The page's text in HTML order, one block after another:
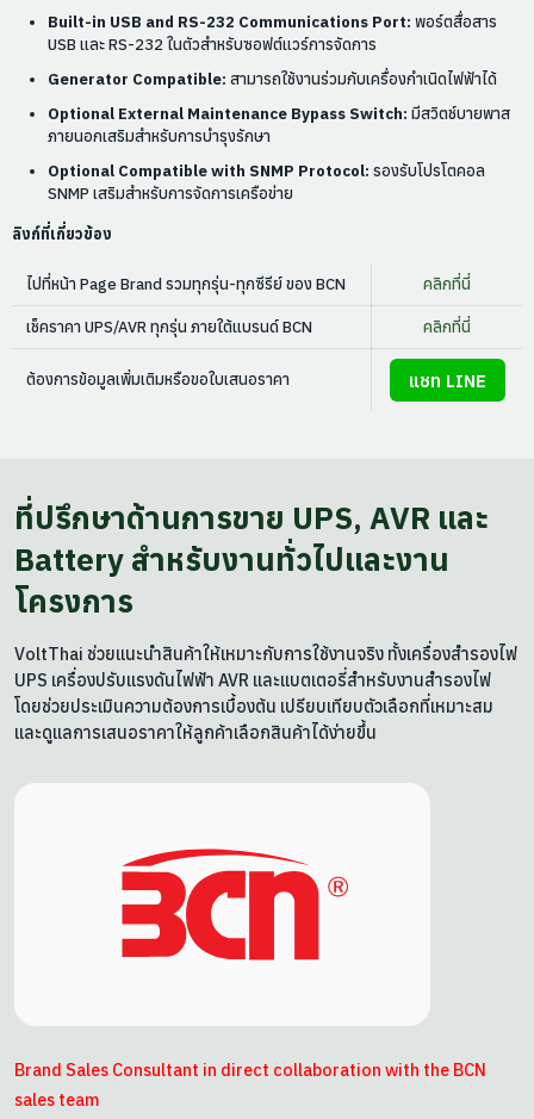
Built-in USB and RS-232 Communications Port: พอร์ตสื่อสาร
USB และ RS-232 ในตัวสำหรับซอฟต์แวร์การจัดการ
Generator Compatible: สามารถใช้งานร่วมกับเครื่องกำเนิดไฟฟ้าได้
Optional External Maintenance Bypass Switch: มีสวิตช์บายพาส
ภายนอกเสริมสำหรับการบำรุงรักษา
Optional Compatible with SNMP Protocol: รองรับโปรโตคอล
SNMP เสริมสำหรับการจัดการเครือข่าย
ลิงก์ที่เกี่ยวข้อง
ไปที่หน้า Page Brand รวมทุกรุ่น-ทุกซีรีย์ ของ BCN คลิกที่นี่
เช็คราคา UPS/AVR ทุกรุ่น ภายใต้แบรนด์ BCN คลิกที่นี่
ต้องการข้อมูลเพิ่มเติมหรือขอใบเสนอราคา แชท LINE
ที่ปรึกษาด้านการขาย UPS, AVR และ
Battery สำหรับงานทั่วไปและงาน
โครงการ
VoltThai ช่วยแนะนำสินค้าให้เหมาะกับการใช้งานจริง ทั้งเครื่องสำรองไฟ
UPS เครื่องปรับแรงดันไฟฟ้า AVR และแบตเตอรี่สำหรับงานสำรองไฟ
โดยช่วยประเมินความต้องการเบื้องต้น เปรียบเทียบตัวเลือกที่เหมาะสม
และดูแลการเสนอราคาให้ลูกค้าเลือกสินค้าได้ง่ายขึ้น
Brand Sales Consultant in direct collaboration with the BCN
sales team